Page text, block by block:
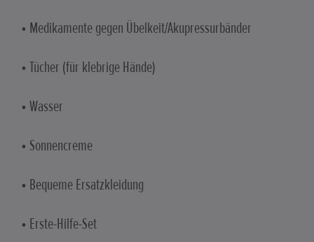
• Medikamente gegen Übelkeit/Akupressurbänder
• Tücher (für klebrige Hände)
• Wasser
• Sonnencreme
• Bequeme Ersatzkleidung
• Erste-Hilfe-Set